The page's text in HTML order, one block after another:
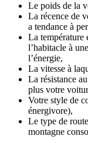
Le poids de la
La récence de
a tendance à
La température
l’habitacle à
l’énergie,
La vitesse à
La résistance
plus votre
Votre style de
énergivore),
Le type de
montagne